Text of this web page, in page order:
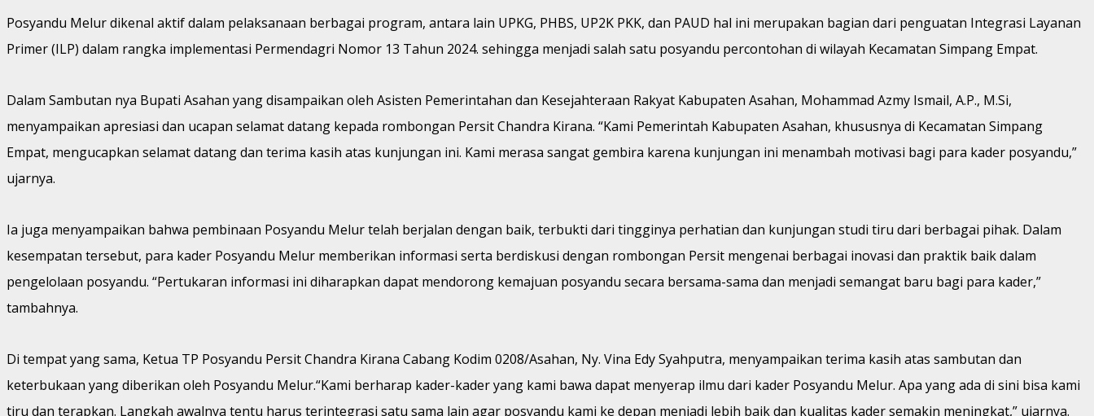
Posyandu Melur dikenal aktif dalam pelaksanaan berbagai program, antara lain UPKG, PHBS, UP2K PKK, dan PAUD hal ini merupakan bagian dari penguatan Integrasi Layanan
Primer (ILP) dalam rangka implementasi Permendagri Nomor 13 Tahun 2024. sehingga menjadi salah satu posyandu percontohan di wilayah Kecamatan Simpang Empat.
Dalam Sambutan nya Bupati Asahan yang disampaikan oleh Asisten Pemerintahan dan Kesejahteraan Rakyat Kabupaten Asahan, Mohammad Azmy Ismail, A.P., M.Si,
menyampaikan apresiasi dan ucapan selamat datang kepada rombongan Persit Chandra Kirana. “Kami Pemerintah Kabupaten Asahan, khususnya di Kecamatan Simpang
Empat, mengucapkan selamat datang dan terima kasih atas kunjungan ini. Kami merasa sangat gembira karena kunjungan ini menambah motivasi bagi para kader posyandu,”
ujarnya.
Ia juga menyampaikan bahwa pembinaan Posyandu Melur telah berjalan dengan baik, terbukti dari tingginya perhatian dan kunjungan studi tiru dari berbagai pihak. Dalam
kesempatan tersebut, para kader Posyandu Melur memberikan informasi serta berdiskusi dengan rombongan Persit mengenai berbagai inovasi dan praktik baik dalam
pengelolaan posyandu. “Pertukaran informasi ini diharapkan dapat mendorong kemajuan posyandu secara bersama-sama dan menjadi semangat baru bagi para kader,”
tambahnya.
Di tempat yang sama, Ketua TP Posyandu Persit Chandra Kirana Cabang Kodim 0208/Asahan, Ny. Vina Edy Syahputra, menyampaikan terima kasih atas sambutan dan
keterbukaan yang diberikan oleh Posyandu Melur.“Kami berharap kader-kader yang kami bawa dapat menyerap ilmu dari kader Posyandu Melur. Apa yang ada di sini bisa kami
tiru dan terapkan. Langkah awalnya tentu harus terintegrasi satu sama lain agar posyandu kami ke depan menjadi lebih baik dan kualitas kader semakin meningkat,” ujarnya.